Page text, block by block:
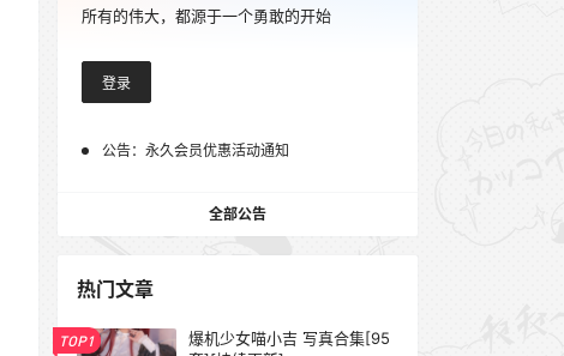
所有的伟大，都源于一个勇敢的开始
登录
公告： 永久会员优惠活动通知
全部公告
热门文章
TOP1
爆机少女喵小吉 写真合集[95